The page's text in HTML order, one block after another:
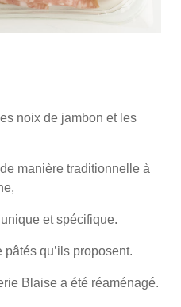
noix de jambon et les
manière traditionnelle à
et spécifique.
qu’ils proposent.
Blaise a été réaménagé.